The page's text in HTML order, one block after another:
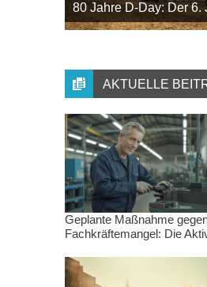
80 Jahre D-Day: Der 6.
AKTUELLE
Geplante Maßnahme
Fachkräftemangel: Die